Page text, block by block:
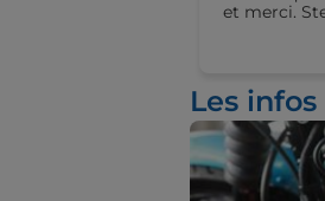
et merci.
Les